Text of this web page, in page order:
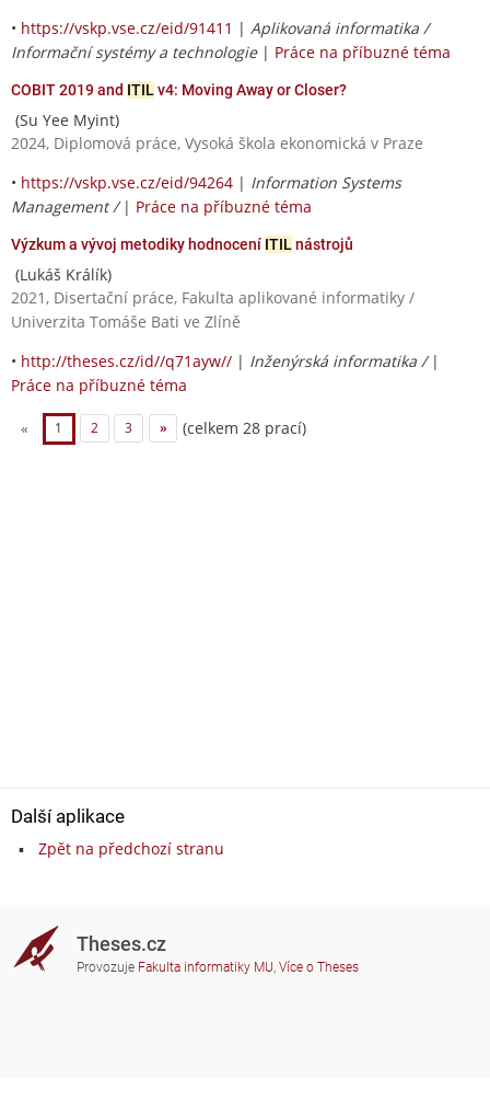
• https://vskp.vse.cz/eid/91411 | Aplikovaná informatika /
Informační systémy a technologie| Práce na příbuzné téma
COBIT 2019 and ITILv4: Moving Away or Closer?
(Su Yee Myint)
2024, Diplomová práce, Vysoká škola ekonomická v Praze
• https://vskp.vse.cz/eid/94264 | Information Systems
Management / | Práce na příbuzné téma
Výzkum a vývoj metodiky hodnocení ITILnástrojů
(Lukáš Králík)
2021, Disertační práce, Fakulta aplikované informatiky /
Univerzita Tomáše Bati ve Zlíně
• http://theses.cz/id//q71ayw// | Inženýrská informatika / |
Práce na příbuzné téma
« 1 2 3 » (celkem 28 prací)
Další aplikace
Zpět na předchozí stranu
Theses.cz
Provozuje Fakulta informatiky MU, Více o Theses